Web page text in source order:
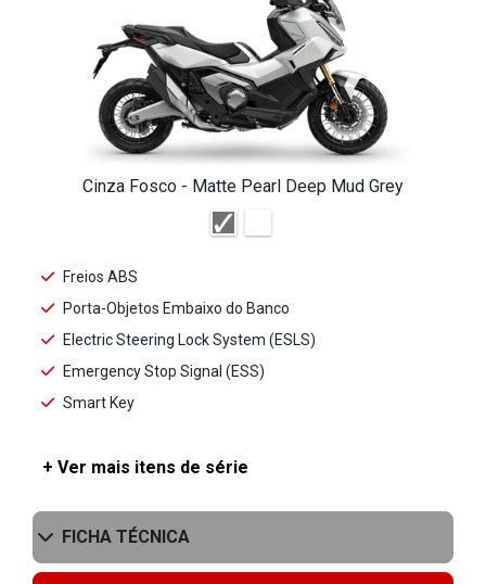
Cinza Fosco - Matte Pearl Deep Mud Grey
Freios ABS
Porta-Objetos Embaixo do Banco
Electric Steering Lock System (ESLS)
Emergency Stop Signal (ESS)
Smart Key
+ Ver mais itens de série
FICHA TÉCNICA